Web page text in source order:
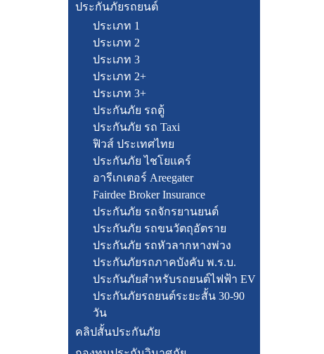
ประกันภัยรถยนต์
ประเภท 1
ประเภท 2
ประเภท 3
ประเภท 2+
ประเภท 3+
ประกันภัย รถตู้
ประกันภัย รถ Taxi
ฟิวส์ ประเทศไทย
ประกันภัย ไชโยแคร์
อารีเกเตอร์ Areegater
Fairdee Broker Insurance
ประกันภัย รถจักรยานยนต์
ประกันภัย รถขนวัตถุอัตราย
ประกันภัย รถหัวลากหางพ่วง
ประกันภัยรถภาคบังคับ พ.ร.บ.
ประกันภัยสำหรับรถยนต์ไฟฟ้า EV
ประกันภัยรถยนต์ระยะสั้น 30-90
วัน
คลิปสั้นประกันภัย